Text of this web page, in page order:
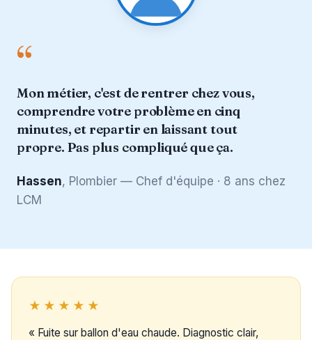
“
Mon métier, c'est de rentrer chez vous,
comprendre votre problème en cinq
minutes, et repartir en laissant tout
propre. Pas plus compliqué que ça.
Hassen, Plombier — Chef d'équipe · 8 ans chez
LCM
★★★★★
« Fuite sur ballon d'eau chaude. Diagnostic clair,